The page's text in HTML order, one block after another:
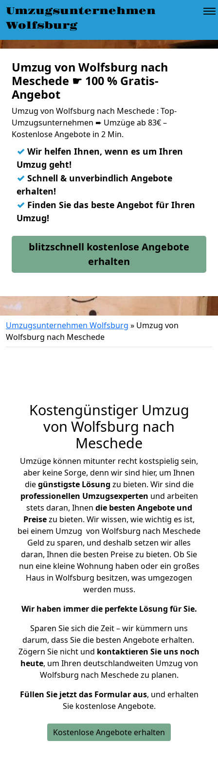
Umzugsunternehmen
Wolfsburg
Umzug von Wolfsburg nach
Meschede ☛ 100 % Gratis-
Angebot
Umzug von Wolfsburg nach Meschede : Top-
Umzugsunternehmen ➨ Umzüge ab 83€ –
Kostenlose Angebote in 2 Min.
✓ Wir helfen Ihnen, wenn es um Ihren
Umzug geht!
✓ Schnell & unverbindlich Angebote
erhalten!
✓ Finden Sie das beste Angebot für Ihren
Umzug!
blitzschnell kostenlose Angebote
erhalten
Umzugsunternehmen Wolfsburg » Umzug von
Wolfsburg nach Meschede
Kostengünstiger Umzug
von Wolfsburg nach
Meschede
Umzüge können mitunter recht kostspielig sein,
aber keine Sorge, denn wir sind hier, um Ihnen
diegünstigste Lösung zu bieten. Wir sind die
professionellen Umzugsexperten und arbeiten
stets daran, Ihnen die besten Angebote und
Preisezu bieten. Wir wissen, wie wichtig es ist,
bei einem Umzug von Wolfsburg nach Meschede
Geld zu sparen, und deshalb setzen wir alles
daran, Ihnen die besten Preise zu bieten. Ob Sie
nun eine kleine Wohnung haben oder ein großes
Haus in Wolfsburg besitzen, was umgezogen
werden muss.
Wir haben immer die perfekte Lösung für Sie.
Sparen Sie sich die Zeit – wir kümmern uns
darum, dass Sie die besten Angebote erhalten.
Zögern Sie nicht und kontaktieren Sie uns noch
heute, um Ihren deutschlandweiten Umzug von
Wolfsburg nach Meschede zu planen.
Füllen Sie jetzt das Formular aus, und erhalten
Sie kostenlose Angebote.
Kostenlose Angebote erhalten